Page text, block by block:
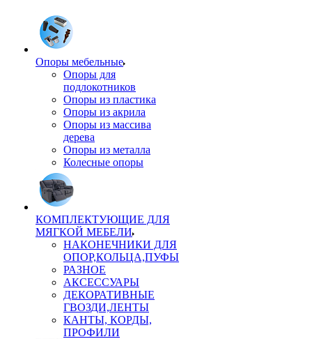
Опоры мебельные
Опоры для
подлокотников
Опоры из пластика
Опоры из акрила
Опоры из массива
дерева
Опоры из металла
Колесные опоры
КОМПЛЕКТУЮЩИЕ ДЛЯ
МЯГКОЙ МЕБЕЛИ
НАКОНЕЧНИКИ ДЛЯ
ОПОР,КОЛЬЦА,ПУФЫ
РАЗНОЕ
АКСЕССУАРЫ
ДЕКОРАТИВНЫЕ
ГВОЗДИ,ЛЕНТЫ
КАНТЫ, КОРДЫ,
ПРОФИЛИ